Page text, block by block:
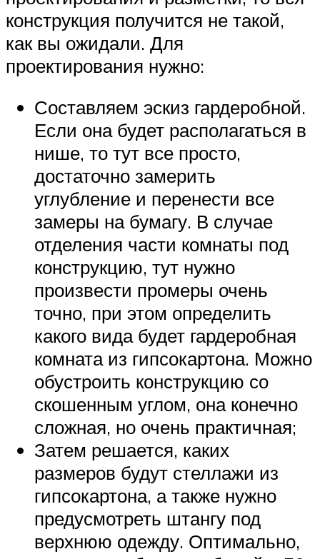
конструкция получится не такой,
как вы ожидали. Для
проектирования нужно:
Составляем эскиз гардеробной.
Если она будет располагаться в
нише, то тут все просто,
достаточно замерить
углубление и перенести все
замеры на бумагу. В случае
отделения части комнаты под
конструкцию, тут нужно
произвести промеры очень
точно, при этом определить
какого вида будет гардеробная
комната из гипсокартона. Можно
обустроить конструкцию со
скошенным углом, она конечно
сложная, но очень практичная;
Затем решается, каких
размеров будут стеллажи из
гипсокартона, а также нужно
предусмотреть штангу под
верхнюю одежду. Оптимально,